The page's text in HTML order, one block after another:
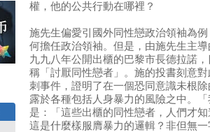
權，他的公共行動在哪裡？
施先生偏愛引國外同性戀政治領袖為
何擔任政治領袖。但是，由施先生主
九九八年公開出櫃的巴黎市長德拉諾
稱「討厭同性戀者」。施的投書刻意
刺事件，證明了在一個恐同意識未根
露於各種包括人身暴力的風險之中。
是：「這些出櫃的同性戀者，人們才
這是什麼樣服膺暴力的邏輯？非但無